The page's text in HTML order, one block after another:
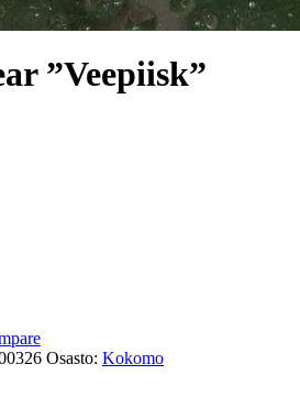
”Veepiisk”
Osasto: Kokomo